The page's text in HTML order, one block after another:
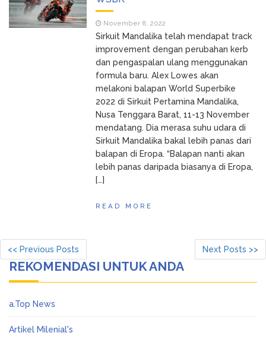
November 8, 2022
Sirkuit Mandalika telah mendapat track
improvement dengan perubahan kerb
dan pengaspalan ulang menggunakan
formula baru. Alex Lowes akan
melakoni balapan World Superbike
2022 di Sirkuit Pertamina Mandalika,
Nusa Tenggara Barat, 11-13 November
mendatang. Dia merasa suhu udara di
Sirkuit Mandalika bakal lebih panas dari
balapan di Eropa. “Balapan nanti akan
lebih panas daripada biasanya di Eropa,
[…]
READ MORE
<< Previous Posts Next Posts >>
REKOMENDASI UNTUK ANDA
a.Top News
Artikel Milenial's